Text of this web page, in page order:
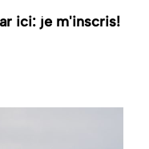
ici: je m'inscris!